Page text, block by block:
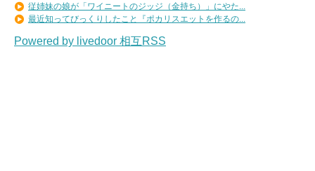
従姉妹の娘が「ワイニートのジッジ（金持ち）」にやた...
最近知ってびっくりしたこと『ポカリスエットを作るの...
Powered by livedoor 相互RSS